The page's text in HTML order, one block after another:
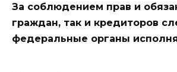
За соблюдением прав и
граждан, так и кредиторов
федеральные органы